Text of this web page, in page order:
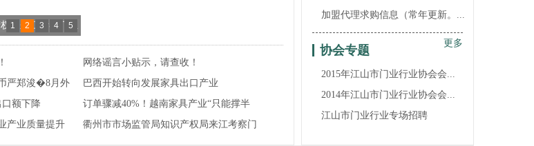
业亮相2021
活动暨外贸企业
1 2 3 4 5
网络谣言小贴示，请查收！
严郑浚�8月外
巴西开始转向发展家具出口产业
额下降
订单骤减40%！越南家具产业“只能撑半
年”！
产业质量提升
衢州市市场监管局知识产权局来江考察门
加盟代理求购信息（常年更新。...
协会专题
更多
2015年江山市门业行业协会会...
2014年江山市门业行业协会会...
江山市门业行业专场招聘
江山市帝昂装饰材料有限公司
浙江赛银将军门业有限公司
浙江清源龙家居有限公司
江山沁园春家居有限公司
江山市金派门业有限公司
江山市嘉启富门业有限公司